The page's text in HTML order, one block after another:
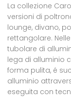
La collezione
versioni di
lounge, divano,
rettangolare.
tubolare di
lega di alluminio
forma pulita, é
alluminio
eseguita con